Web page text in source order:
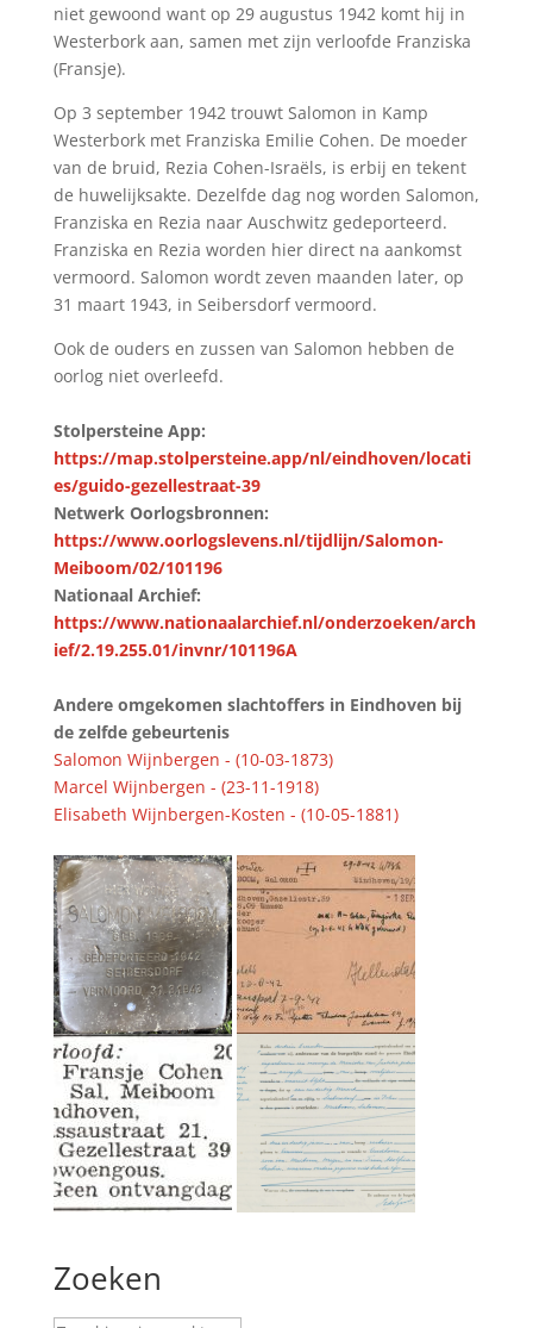
niet gewoond want op 29 augustus 1942 komt hij in
Westerbork aan, samen met zijn verloofde Franziska
(Fransje).
Op 3 september 1942 trouwt Salomon in Kamp
Wester­bork met Franziska Emilie Cohen. De moeder
van de bruid, Rezia Cohen-Israëls, is erbij en tekent
de huwelijksakte. Dezelfde dag nog worden Salomon,
Franziska en Rezia naar Auschwitz gedeporteerd.
Franziska en Rezia worden hier direct na aankomst
vermoord. Salomon wordt zeven maanden later, op
31 maart 1943, in Seibersdorf vermoord.
Ook de ouders en zussen van Salomon hebben de
oorlog niet overleefd.
Stolpersteine App:
https://map.stolpersteine.app/nl/eindhoven/locati
es/guido-gezellestraat-39
Netwerk Oorlogsbronnen:
https://www.oorlogslevens.nl/tijdlijn/Salomon-
Meiboom/02/101196
Nationaal Archief:
https://www.nationaalarchief.nl/onderzoeken/arch
ief/2.19.255.01/invnr/101196A
Andere omgekomen slachtoffers in Eindhoven bij
de zelfde gebeurtenis
Salomon Wijnbergen - (10-03-1873)
Marcel Wijnbergen - (23-11-1918)
Elisabeth Wijnbergen-Kosten - (10-05-1881)
Zoeken